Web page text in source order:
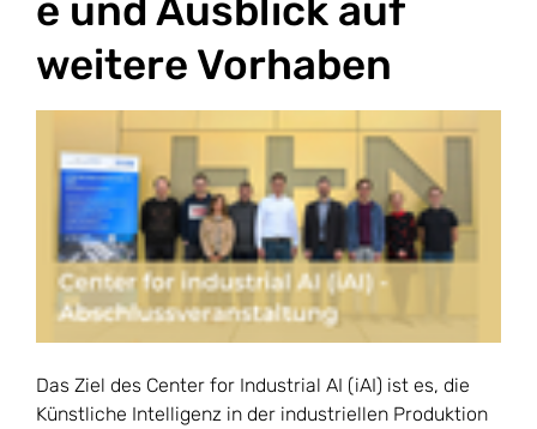
e und Ausblick auf
weitere Vorhaben
Das Ziel des Center for Industrial AI (iAI) ist es, die
Künstliche Intelligenz in der industriellen Produktion